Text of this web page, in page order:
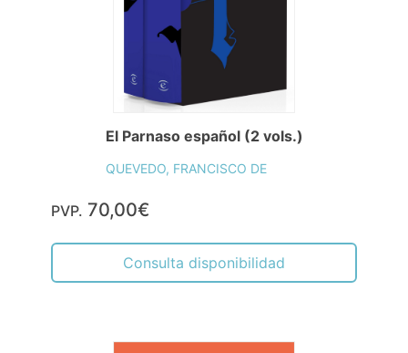
El Parnaso español (2 vols.)
QUEVEDO, FRANCISCO DE
PVP. 70,00€
Consulta disponibilidad